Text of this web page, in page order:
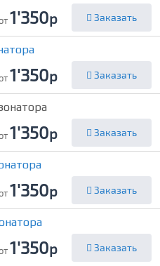
1'350р Заказать
1'350р Заказать
1'350р Заказать
1'350р Заказать
1'350р Заказать